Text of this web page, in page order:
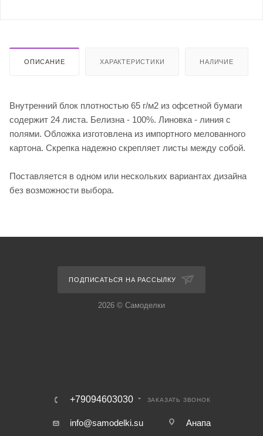
ОПИСАНИЕ ХАРАКТЕРИСТИКИ НАЛИЧИЕ
Внутренний блок плотностью 65 г/м2 из офсетной бумаги
содержит 24 листа. Белизна - 100%. Линовка - линия с
полями. Обложка изготовлена из импортного мелованного
картона. Скрепка надежно скрепляет листы между собой.
Поставляется в одном или нескольких вариантах дизайна
без возможности выбора.
ПОДПИСАТЬСЯ НА РАССЫЛКУ
2026 © Самоделки
+79094603030 ЗАКАЗАТЬ ЗВОНОК
info@samodelki.su Анапа